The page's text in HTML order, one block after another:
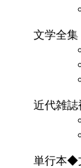
文学全集
近代雑誌
単行本◆